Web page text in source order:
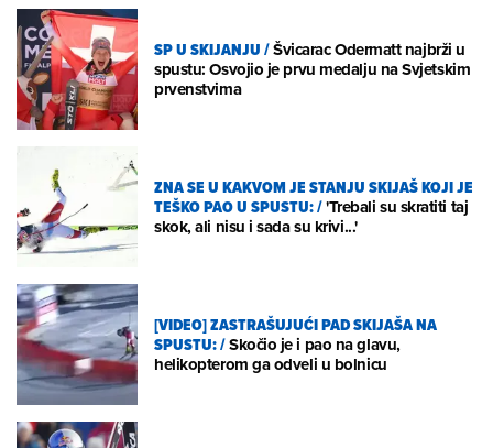
SP U SKIJANJU/Švicarac Odermatt najbrži u
spustu: Osvojio je prvu medalju na Svjetskim
prvenstvima
ZNA SE U KAKVOM JE STANJU SKIJAŠ KOJI JE
TEŠKO PAO U SPUSTU:/'Trebali su skratiti taj
skok, ali nisu i sada su krivi...'
[VIDEO] ZASTRAŠUJUĆI PAD SKIJAŠA NA
SPUSTU:/Skočio je i pao na glavu,
helikopterom ga odveli u bolnicu